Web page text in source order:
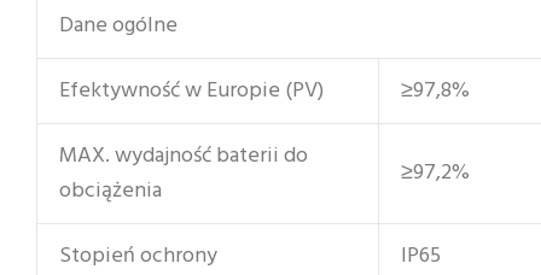
Dane ogólne
Efektywność w Europie (PV)
≥97,8%
MAX. wydajność baterii do
obciążenia
≥97,2%
Stopień ochrony
IP65